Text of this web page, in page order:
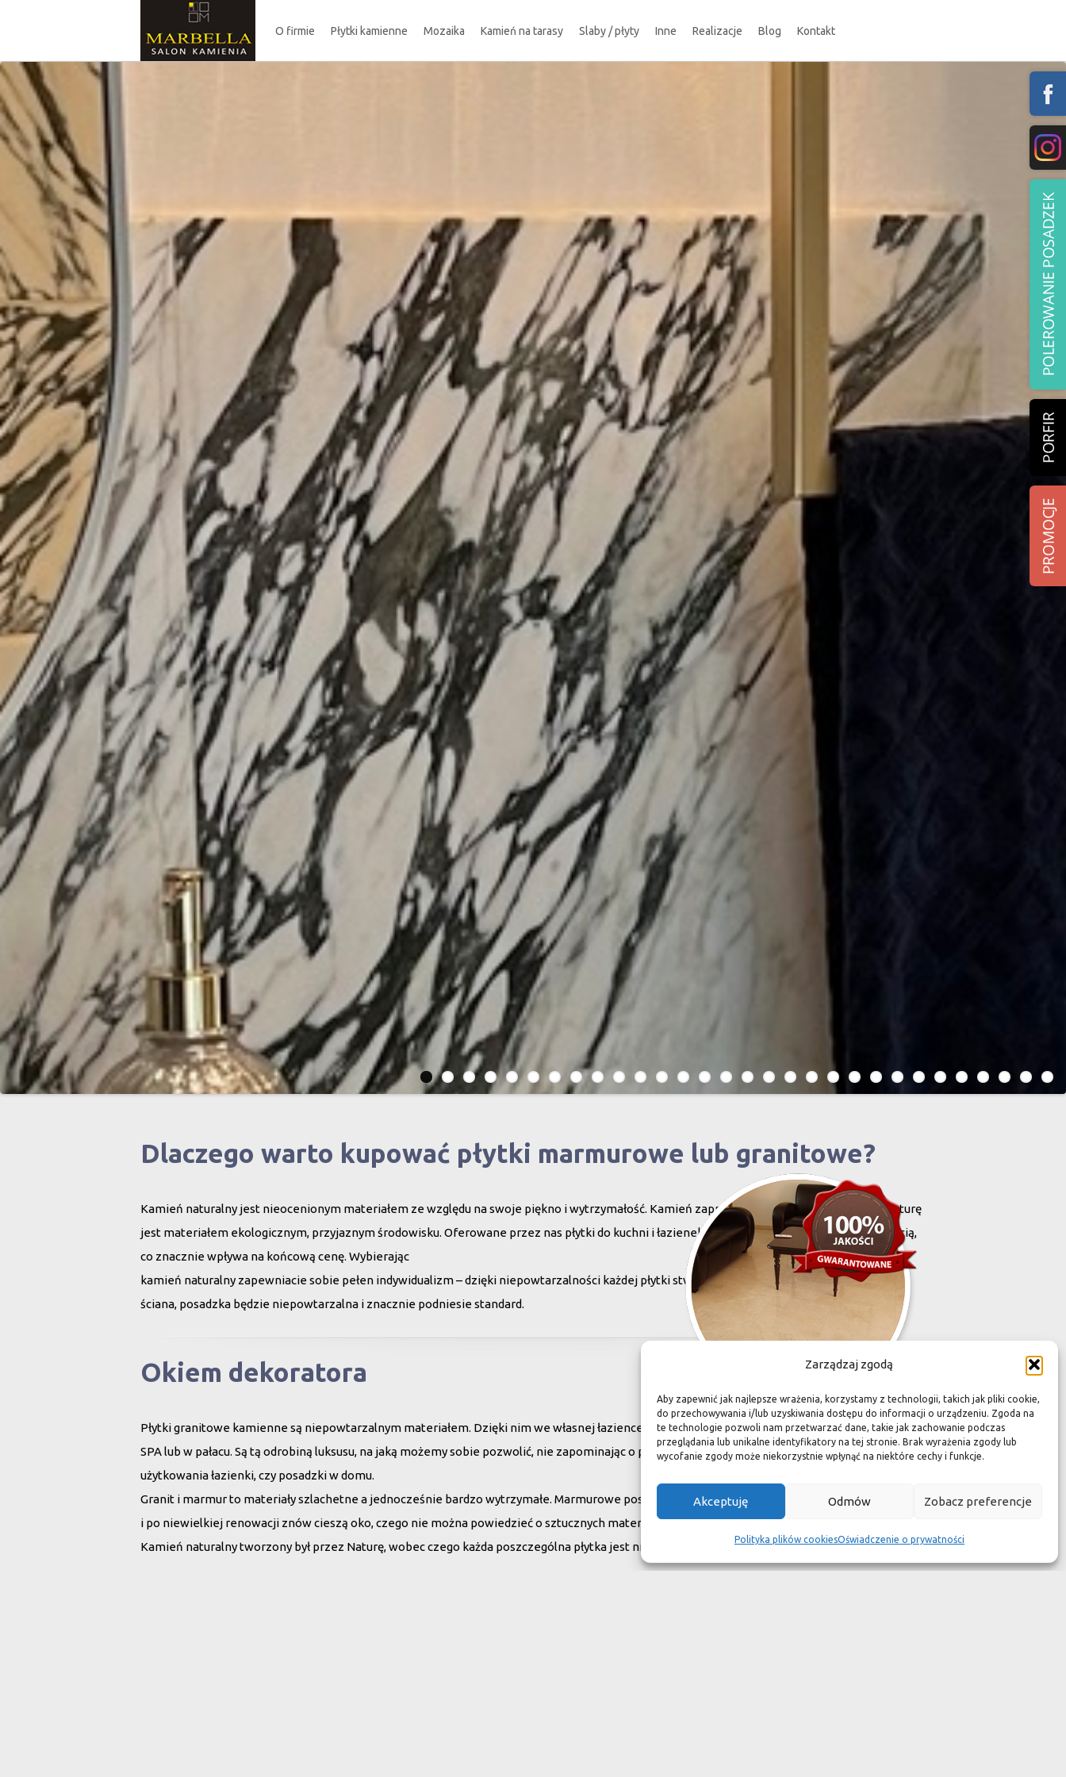
Zarządzaj zgodą
Aby zapewnić jak najlepsze wrażenia, korzystamy z technologii, takich jak pliki cookie,
do przechowywania i/lub uzyskiwania dostępu do informacji o urządzeniu. Zgoda na
te technologie pozwoli nam przetwarzać dane, takie jak zachowanie podczas
przeglądania lub unikalne identyfikatory na tej stronie. Brak wyrażenia zgody lub
wycofanie zgody może niekorzystnie wpłynąć na niektóre cechy i funkcje.
Akceptuję Odmów Zobacz preferencje
Polityka plików cookiesOświadczenie o prywatności
O firmie Płytki kamienne Mozaika Kamień na tarasy Slaby / płyty Inne Realizacje Blog Kontakt
Dlaczego warto kupować płytki marmurowe lub granitowe?
Kamień naturalny jest nieocenionym materiałem ze względu na swoje piękno i wytrzymałość. Kamień zaprojektowany i stworzony przez naturę
jest materiałem ekologicznym, przyjaznym środowisku. Oferowane przez nas płytki do kuchni i łazienek charakteryzują się niewielką grubością,
co znacznie wpływa na końcową cenę. Wybierając
kamień naturalny zapewniacie sobie pełen indywidualizm – dzięki niepowtarzalności każdej płytki stworzona przez Was przestrzeń,
ściana, posadzka będzie niepowtarzalna i znacznie podniesie standard.
Okiem dekoratora
Płytki granitowe kamienne są niepowtarzalnym materiałem. Dzięki nim we własnej łazience możemy poczuć się jak w luksusowym
SPA lub w pałacu. Są tą odrobiną luksusu, na jaką możemy sobie pozwolić, nie zapominając o praktycznym aspekcie
użytkowania łazienki, czy posadzki w domu.
Granit i marmur to materiały szlachetne a jednocześnie bardzo wytrzymałe. Marmurowe posadzki w zamkach przetrwały wieki
i po niewielkiej renowacji znów cieszą oko, czego nie można powiedzieć o sztucznych materiałach, ich żywotność jest dużo krótsza.
Kamień naturalny tworzony był przez Naturę, wobec czego każda poszczególna płytka jest niepowtarzalnym dziełem sztuki."